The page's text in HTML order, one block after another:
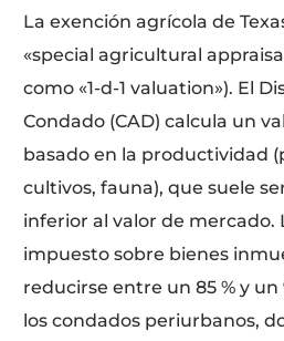
La exención agrícola de
«special agricultural
como «1-d-1 valuation»). El
Condado (CAD) calcula un
basado en la productividad
cultivos, fauna), que suele
inferior al valor de mercado.
impuesto sobre bienes
reducirse entre un 85 % y un
los condados periurbanos,